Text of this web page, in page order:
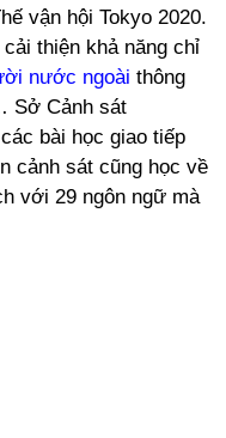
vận hội Tokyo 2020.
thiện khả năng chỉ
nước ngoài thông
Sở Cảnh sát
bài học giao tiếp
cảnh sát cũng học về
với 29 ngôn ngữ mà